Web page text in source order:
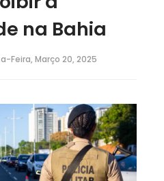
na Bahia
Feira, Março 20, 2025